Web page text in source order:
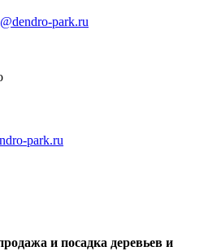
park.ru
park.ru
и посадка деревьев и